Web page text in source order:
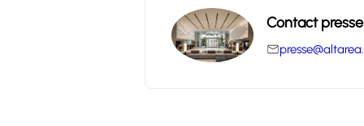
Contact presse